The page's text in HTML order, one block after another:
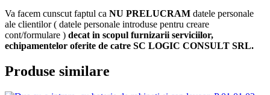
Va facem cunscut faptul ca NU PRELUCRAM datele personale
ale clientilor ( datele personale introduse pentru creare
cont/formulare ) decat in scopul furnizarii serviciilor,
echipamentelor oferite de catre SC LOGIC CONSULT SRL.
Produse similare